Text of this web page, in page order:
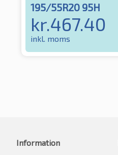
195/55R20 95H
kr.467.40
inkl. moms
Information